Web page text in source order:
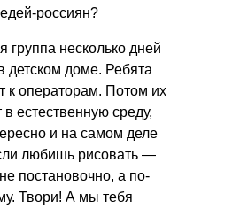
россиян?
группа несколько дней
детском доме. Ребята
к операторам. Потом их
естественную среду,
и на самом деле
любишь рисовать —
постановочно, а по-
Твори! А мы тебя